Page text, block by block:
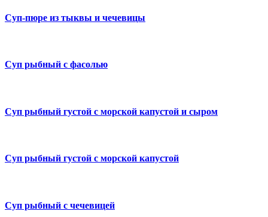
Суп-пюре из тыквы и чечевицы
Суп рыбный с фасолью
Суп рыбный густой с морской капустой и сыром
Суп рыбный густой с морской капустой
Суп рыбный с чечевицей